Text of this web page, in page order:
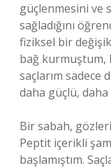
güçlenmesini ve
sağladığını
fiziksel bir
bağ kurmuştum,
saçlarım sadece
daha güçlü,
Bir sabah,
Peptit içerikli
başlamıştım.